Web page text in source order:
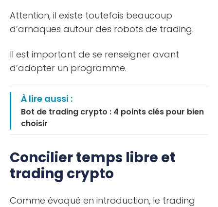
Attention, il existe toutefois beaucoup
d’arnaques autour des robots de trading.
Il est important de se renseigner avant
d’adopter un programme.
À lire aussi :
Bot de trading crypto : 4 points clés pour bien
choisir
Concilier temps libre et
trading crypto
Comme évoqué en introduction, le trading